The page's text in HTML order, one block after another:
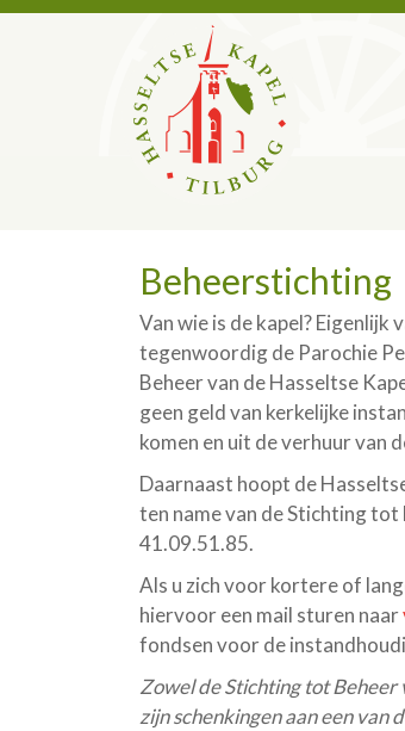
Beheerstichting
Van wie is de kapel? Eigenlijk
tegenwoordig de Parochie
Beheer van de Hasseltse
geen geld van kerkelijke
komen en uit de verhuur van
Daarnaast hoopt de
ten name van de Stichting
41.09.51.85.
Als u zich voor kortere of
hiervoor een mail sturen naar
fondsen voor de
Zowel de Stichting tot Beheer
zijn schenkingen aan een